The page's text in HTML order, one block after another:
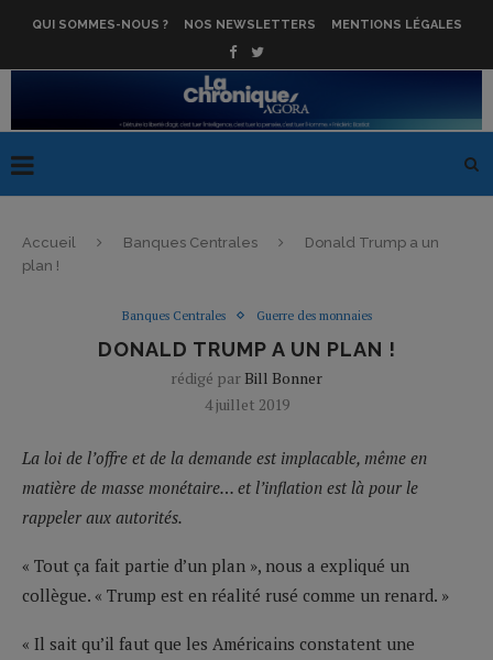
QUI SOMMES-NOUS ? NOS NEWSLETTERS MENTIONS LÉGALES
Accueil Banques Centrales
Donald Trump a un
plan !
Banques Centrales Guerre des monnaies
DONALD TRUMP A UN PLAN !
rédigé par Bill Bonner
4 juillet 2019
La loi de l’offre et de la demande est implacable, même en
matière de masse monétaire… et l’inflation est là pour le
rappeler aux autorités.
« Tout ça fait partie d’un plan », nous a expliqué un
collègue. « Trump est en réalité rusé comme un renard. »
« Il sait qu’il faut que les Américains constatent une